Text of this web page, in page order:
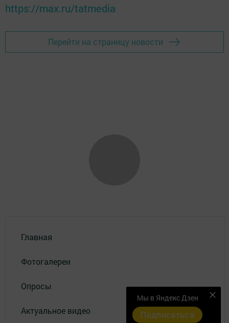
https://max.ru/tatmedia
Перейти на страницу новости
Главная
Фотогалереи
Опросы
Актуальное видео
Мы в Яндекс Дзен
Подписаться